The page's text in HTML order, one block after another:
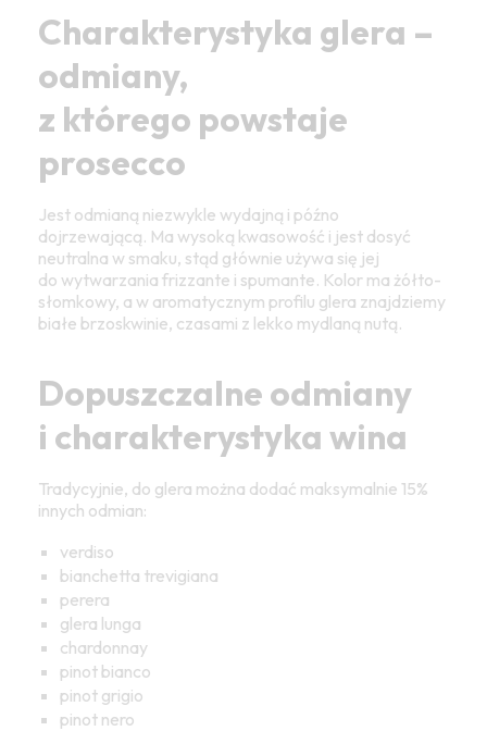
Charakterystyka glera –
odmiany,
z którego powstaje
prosecco
Jest odmianą niezwykle wydajną i późno
dojrzewającą. Ma wysoką kwasowość i jest dosyć
neutralna w smaku, stąd głównie używa się jej
do wytwarzania frizzante i spumante. Kolor ma żółto-
słomkowy, a w aromatycznym profilu glera znajdziemy
białe brzoskwinie, czasami z lekko mydlaną nutą.
Dopuszczalne odmiany
i charakterystyka wina
Tradycyjnie, do glera można dodać maksymalnie 15%
innych odmian:
verdiso
bianchetta trevigiana
perera
glera lunga
chardonnay
pinot bianco
pinot grigio
pinot nero